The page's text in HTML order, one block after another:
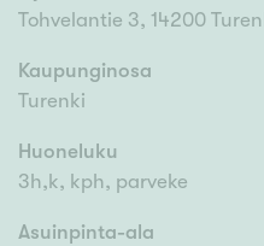
Tohvelantie 3, 14200
Kaupunginosa
Turenki
Huoneluku
3h,k, kph, parveke
Asuinpinta-ala